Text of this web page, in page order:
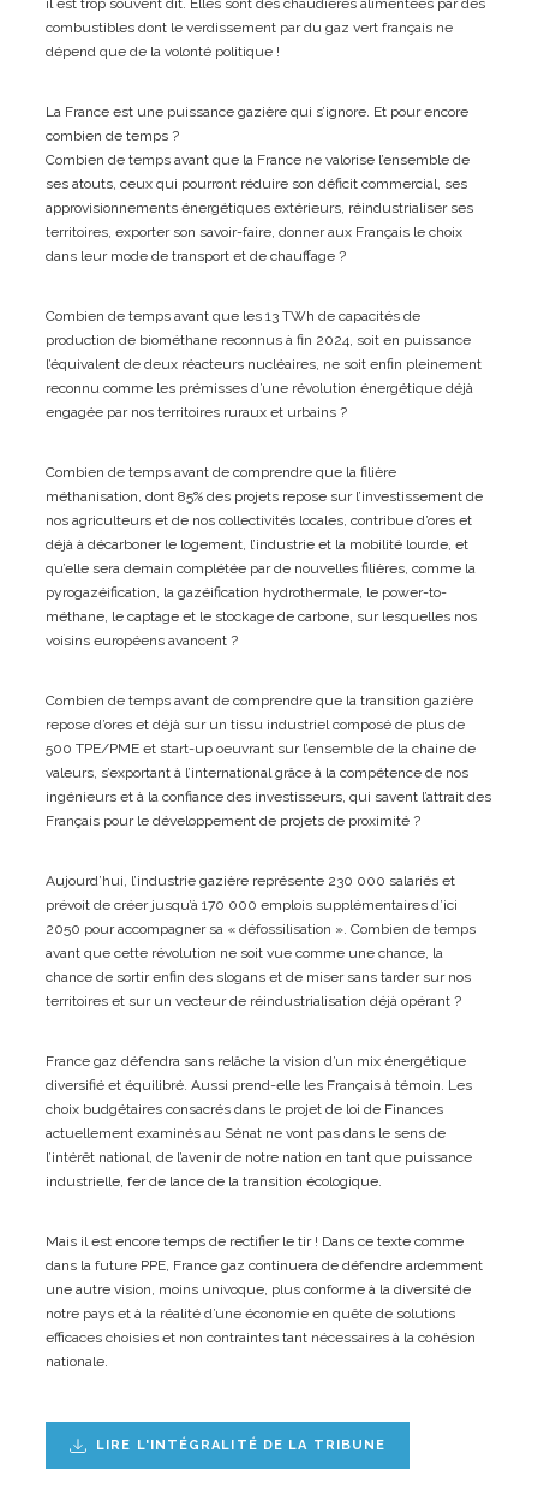
combustibles dont le verdissement par du gaz vert français ne
dépend que de la volonté politique !
La France est une puissance gazière qui s’ignore. Et pour encore
combien de temps ?
Combien de temps avant que la France ne valorise l’ensemble de
ses atouts, ceux qui pourront réduire son déficit commercial, ses
approvisionnements énergétiques extérieurs, réindustrialiser ses
territoires, exporter son savoir-faire, donner aux Français le choix
dans leur mode de transport et de chauffage ?
Combien de temps avant que les 13 TWh de capacités de
production de biométhane reconnus à fin 2024, soit en puissance
l’équivalent de deux réacteurs nucléaires, ne soit enfin pleinement
reconnu comme les prémisses d’une révolution énergétique déjà
engagée par nos territoires ruraux et urbains ?
Combien de temps avant de comprendre que la filière
méthanisation, dont 85% des projets repose sur l’investissement de
nos agriculteurs et de nos collectivités locales, contribue d’ores et
déjà à décarboner le logement, l’industrie et la mobilité lourde, et
qu’elle sera demain complétée par de nouvelles filières, comme la
pyrogazéification, la gazéification hydrothermale, le power-to-
méthane, le captage et le stockage de carbone, sur lesquelles nos
voisins européens avancent ?
Combien de temps avant de comprendre que la transition gazière
repose d’ores et déjà sur un tissu industriel composé de plus de
500 TPE/PME et start-up oeuvrant sur l’ensemble de la chaine de
valeurs, s’exportant à l’international grâce à la compétence de nos
ingénieurs et à la confiance des investisseurs, qui savent l’attrait des
Français pour le développement de projets de proximité ?
Aujourd’hui, l’industrie gazière représente 230 000 salariés et
prévoit de créer jusqu’à 170 000 emplois supplémentaires d’ici
2050 pour accompagner sa « défossilisation ». Combien de temps
avant que cette révolution ne soit vue comme une chance, la
chance de sortir enfin des slogans et de miser sans tarder sur nos
territoires et sur un vecteur de réindustrialisation déjà opérant ?
France gaz défendra sans relâche la vision d’un mix énergétique
diversifié et équilibré. Aussi prend-elle les Français à témoin. Les
choix budgétaires consacrés dans le projet de loi de Finances
actuellement examinés au Sénat ne vont pas dans le sens de
l’intérêt national, de l’avenir de notre nation en tant que puissance
industrielle, fer de lance de la transition écologique.
Mais il est encore temps de rectifier le tir ! Dans ce texte comme
dans la future PPE, France gaz continuera de défendre ardemment
une autre vision, moins univoque, plus conforme à la diversité de
notre pays et à la réalité d’une économie en quête de solutions
efficaces choisies et non contraintes tant nécessaires à la cohésion
nationale.
LIRE L'INTÉGRALITÉ DE LA TRIBUNE